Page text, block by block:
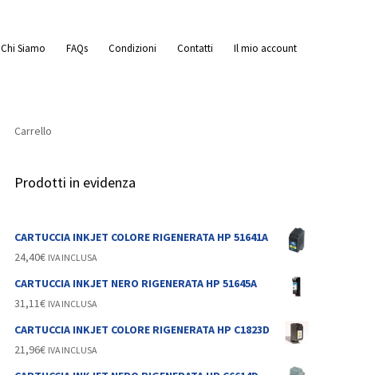
Chi Siamo FAQs Condizioni Contatti Il mio account
Carrello
Prodotti in evidenza
CARTUCCIA INKJET COLORE RIGENERATA HP 51641A
24,40€ IVA INCLUSA
CARTUCCIA INKJET NERO RIGENERATA HP 51645A
31,11€ IVA INCLUSA
CARTUCCIA INKJET COLORE RIGENERATA HP C1823D
21,96€ IVA INCLUSA